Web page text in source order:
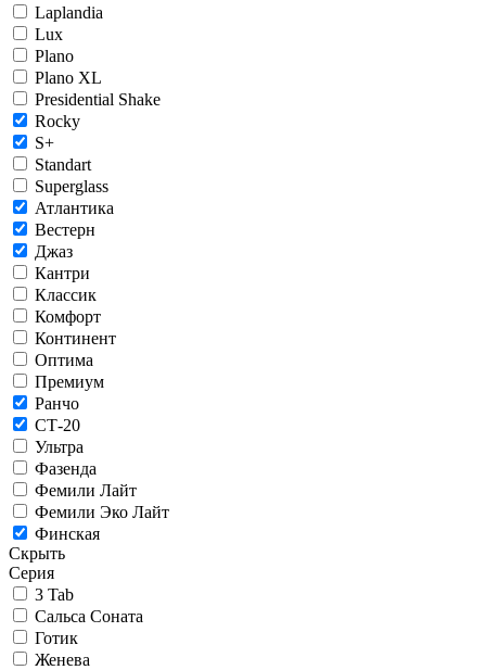
Laplandia
Lux
Plano
Plano XL
Presidential Shake
Rocky
S+
Standart
Superglass
Атлантика
Вестерн
Джаз
Кантри
Классик
Комфорт
Континент
Оптима
Премиум
Ранчо
СТ-20
Ультра
Фазенда
Фемили Лайт
Фемили Эко Лайт
Финская
Скрыть
Серия
3 Tab
Сальса Соната
Готик
Женева